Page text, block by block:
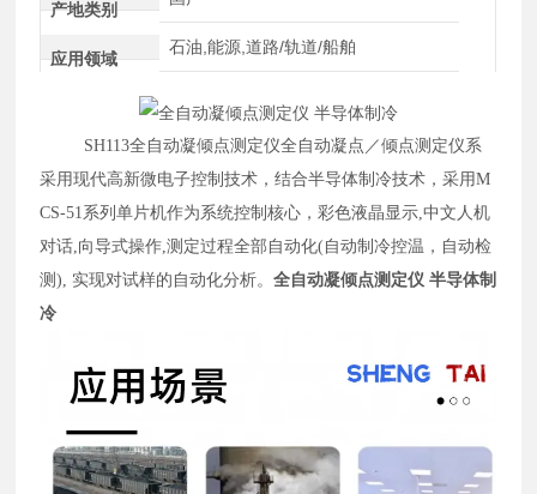
产地类别
应用领域
石油,能源,道路/轨道/船舶
SH113全自动凝倾点测定仪全自动凝点／倾点测定仪系
采用现代高新微电子控制技术，结合半导体制冷技术，采用M
CS-51系列单片机作为系统控制核心，彩色液晶显示,中文人机
对话,向导式操作,测定过程全部自动化(自动制冷控温，自动检
测), 实现对试样的自动化分析。全自动凝倾点测定仪 半导体制
冷